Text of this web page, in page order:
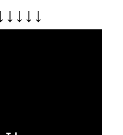
↓ ↓ ↓ ↓